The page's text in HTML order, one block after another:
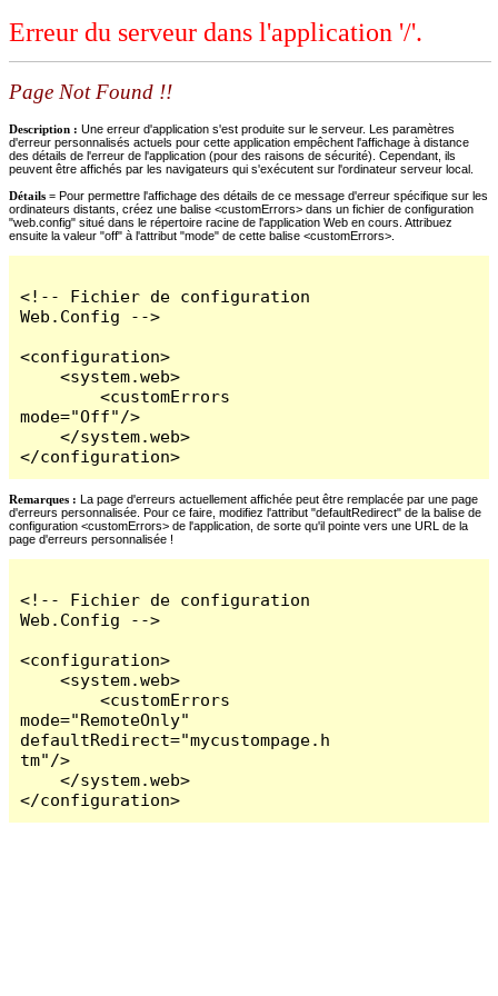
Erreur du serveur dans l'application '/'.
Page Not Found !!
Description : Une erreur d'application s'est produite sur le serveur. Les paramètres
d'erreur personnalisés actuels pour cette application empêchent l'affichage à distance
des détails de l'erreur de l'application (pour des raisons de sécurité). Cependant, ils
peuvent être affichés par les navigateurs qui s'exécutent sur l'ordinateur serveur local.
Détails = Pour permettre l'affichage des détails de ce message d'erreur spécifique sur les
ordinateurs distants, créez une balise <customErrors> dans un fichier de configuration
"web.config" situé dans le répertoire racine de l'application Web en cours. Attribuez
ensuite la valeur "off" à l'attribut "mode" de cette balise <customErrors>.
<!-- Fichier de configuration
Web.Config -->
<configuration>
    <system.web>
        <customErrors
mode="Off"/>
    </system.web>
</configuration>
Remarques : La page d'erreurs actuellement affichée peut être remplacée par une page
d'erreurs personnalisée. Pour ce faire, modifiez l'attribut "defaultRedirect" de la balise de
configuration <customErrors> de l'application, de sorte qu'il pointe vers une URL de la
page d'erreurs personnalisée !
<!-- Fichier de configuration
Web.Config -->
<configuration>
    <system.web>
        <customErrors
mode="RemoteOnly"
defaultRedirect="mycustompage.h
tm"/>
    </system.web>
</configuration>